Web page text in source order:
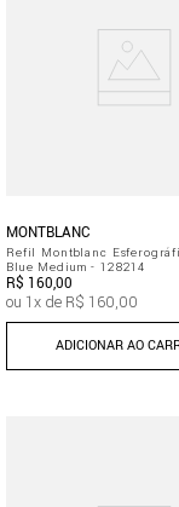
MONTBLANC
Refil Montblanc
Blue Medium - 128214
R$ 160,00
ou 1x de R$ 160,00
ADICIONAR AO